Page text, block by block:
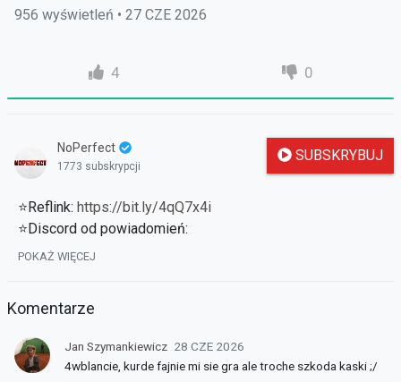
956 wyświetleń • 27 CZE 2026
4 0
NoPerfect
1773 subskrypcji
SUBSKRYBUJ
⭐Reflink: https://bit.ly/4qQ7x4i
⭐Discord od powiadomień:
https://discord.gg/Nx2XfT3MVa
POKAŻ WIĘCEJ
Komentarze
Jan Szymankiewicz 28 CZE 2026
4wblancie, kurde fajnie mi sie gra ale troche szkoda kaski ;/